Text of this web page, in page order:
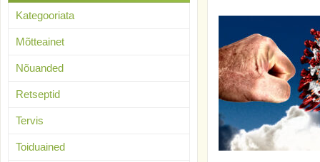
Kategooriata
Mõtteainet
Nõuanded
Retseptid
Tervis
Toiduained